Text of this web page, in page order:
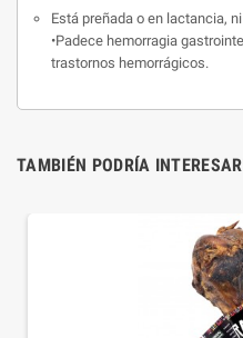
Está preñada o en lactancia,
•Padece hemorragia
trastornos hemorrágicos.
TAMBIÉN PODRÍA